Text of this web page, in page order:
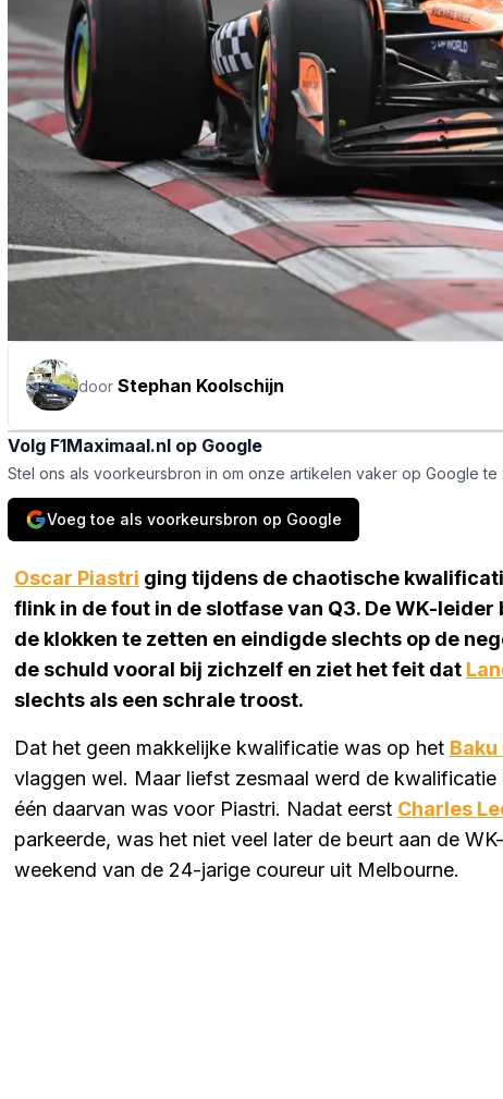
door Stephan Koolschijn
Volg F1Maximaal.nl op Google
Stel ons als voorkeursbron in om onze artikelen vaker op Google te
Voeg toe als voorkeursbron op Google
Oscar Piastri ging tijdens de chaotische
flink in de fout in de slotfase van Q3. De WK-
de klokken te zetten en eindigde slechts op de
de schuld vooral bij zichzelf en ziet het feit dat
slechts als een schrale troost.
Dat het geen makkelijke kwalificatie was op het
vlaggen wel. Maar liefst zesmaal werd de
één daarvan was voor Piastri. Nadat eerst Charles
parkeerde, was het niet veel later de beurt aan de
weekend van de 24-jarige coureur uit Melbourne.